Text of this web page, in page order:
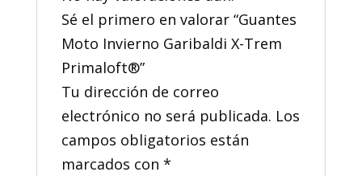
Sé el primero en valorar “Guantes
Moto Invierno Garibaldi X-Trem
Primaloft®”
Tu dirección de correo
electrónico no será publicada. Los
campos obligatorios están
marcados con *